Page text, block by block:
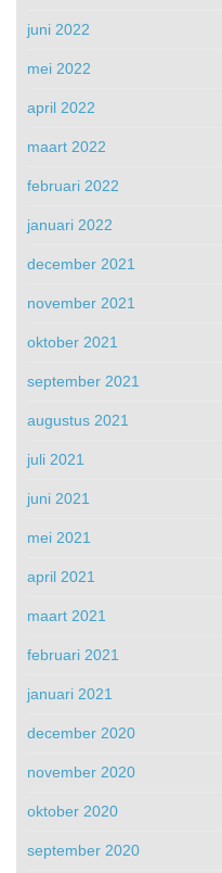
juni 2022
mei 2022
april 2022
maart 2022
februari 2022
januari 2022
december 2021
november 2021
oktober 2021
september 2021
augustus 2021
juli 2021
juni 2021
mei 2021
april 2021
maart 2021
februari 2021
januari 2021
december 2020
november 2020
oktober 2020
september 2020